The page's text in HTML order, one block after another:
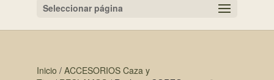
Seleccionar página
Inicio / ACCESORIOS Caza y